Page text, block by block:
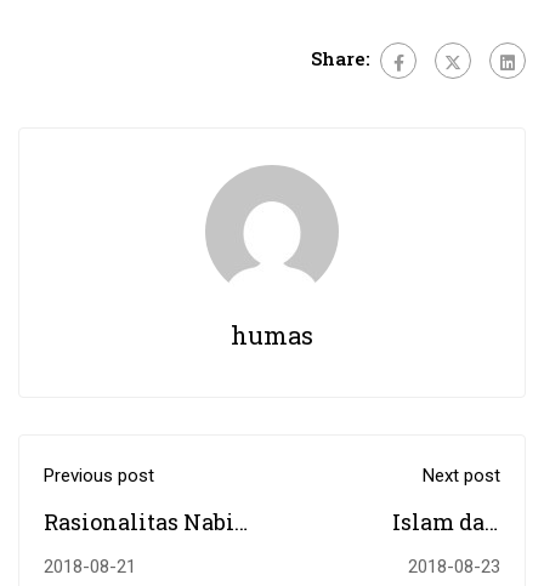
Share:
humas
Previous post
Rasionalitas Nabi
Ibrahim Dalam
2018-08-21
Next post
Islam dan
Fenomena Hoax di
2018-08-23